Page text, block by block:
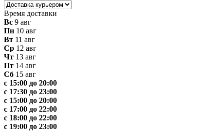
Время доставки
Вс 9 авг
Пн 10 авг
Вт 11 авг
Ср 12 авг
Чт 13 авг
Пт 14 авг
Сб 15 авг
с 15:00 до 20:00
с 17:30 до 23:00
с 15:00 до 20:00
с 17:00 до 22:00
с 18:00 до 22:00
с 19:00 до 23:00